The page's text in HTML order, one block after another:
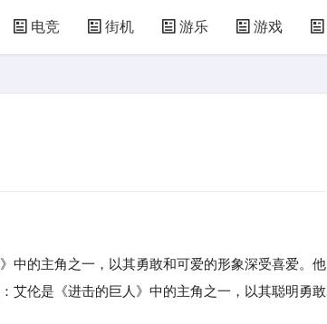
电竞 街机 游乐 游戏
的主角之一，以其勇敢和可爱的形象深受喜爱。他
艾伦是《进击的巨人》中的主角之一，以其聪明勇敢